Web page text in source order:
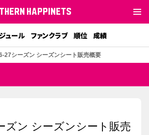
HAPPINETS
ュール ファンクラブ 順位 成績
27シーズン シーズンシート販売概要
ズン シーズンシート販売